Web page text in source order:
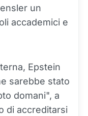
un
accademici e
Epstein
sarebbe stato
domani", a
di accreditarsi